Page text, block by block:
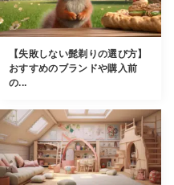
【失敗しない髭剃りの選び方】
おすすめのブランドや購入前
の...